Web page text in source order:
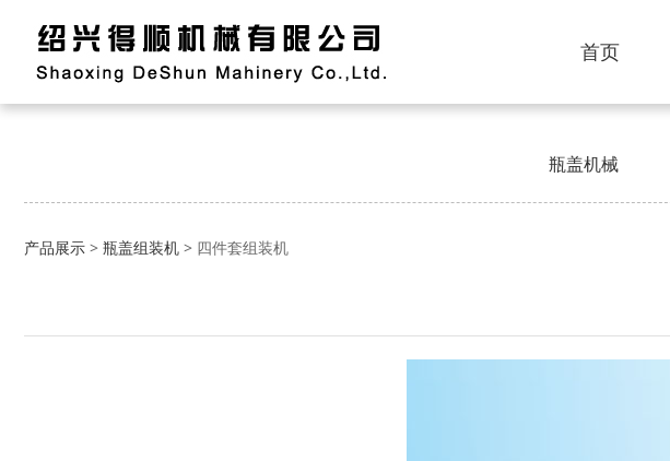
首页
瓶盖机械
四件套组装机
产品展示 > 瓶盖组装机 > 四件套组装机